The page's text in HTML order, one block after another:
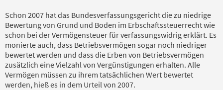
Schon 2007 hat das Bundesverfassungsgericht die zu niedrige
Bewertung von Grund und Boden im Erbschaftssteuerrecht wie
schon bei der Vermögensteuer für verfassungswidrig erklärt. Es
monierte auch, dass Betriebsvermögen sogar noch niedriger
bewertet werden und dass die Erben von Betriebsvermögen
zusätzlich eine Vielzahl von Vergünstigungen erhalten. Alle
Vermögen müssen zu ihrem tatsächlichen Wert bewertet
werden, hieß es in dem Urteil von 2007.